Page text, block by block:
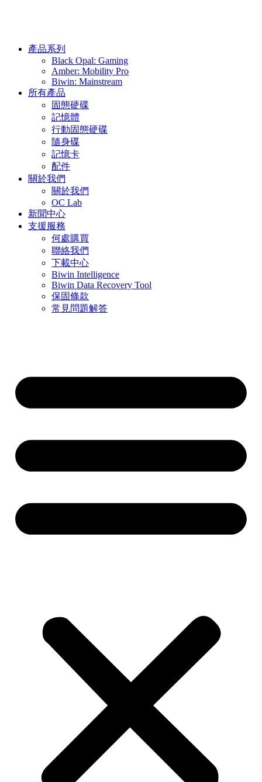
產品系列
Black Opal: Gaming
Amber: Mobility Pro
Biwin: Mainstream
所有產品
固態硬碟
記憶體
行動固態硬碟
隨身碟
記憶卡
配件
關於我們
關於我們
OC Lab
新聞中心
支援服務
何處購買
聯絡我們
下載中心
Biwin Intelligence
Biwin Data Recovery Tool
保固條款
常見問題解答